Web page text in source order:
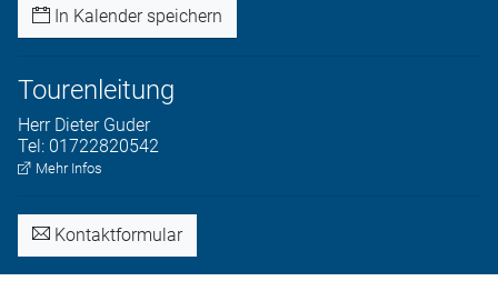
In Kalender speichern
Tourenleitung
Herr Dieter Guder
Tel: 01722820542
Mehr Infos
Kontaktformular